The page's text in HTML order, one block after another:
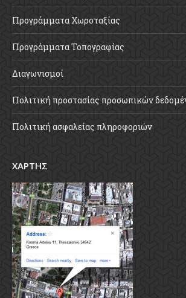
Προγράμματα Χωροταξίας
Προγράμματα Τοπογραφίας
Διαγωνισμοί
Πολιτική προστασίας προσωπικών
Πολιτική ασφαλείας πληροφοριών
ΧΑΡΤΗΣ